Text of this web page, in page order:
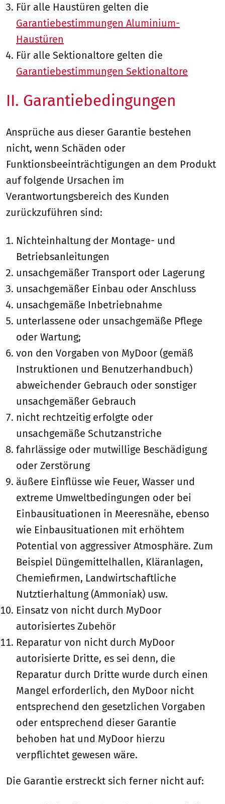
Für alle Haustüren gelten die
Garantiebestimmungen Aluminium-
Haustüren
Für alle Sektionaltore gelten die
Garantiebestimmungen Sektionaltore
II. Garantiebedingungen
Ansprüche aus dieser Garantie bestehen
nicht, wenn Schäden oder
Funktionsbeeinträchtigungen an dem Produkt
auf folgende Ursachen im
Verantwortungsbereich des Kunden
zurückzuführen sind:
Nichteinhaltung der Montage- und
Betriebsanleitungen
unsachgemäßer Transport oder Lagerung
unsachgemäßer Einbau oder Anschluss
unsachgemäße Inbetriebnahme
unterlassene oder unsachgemäße Pflege
oder Wartung;
von den Vorgaben von MyDoor (gemäß
Instruktionen und Benutzerhandbuch)
abweichender Gebrauch oder sonstiger
unsachgemäßer Gebrauch
nicht rechtzeitig erfolgte oder
unsachgemäße Schutzanstriche
fahrlässige oder mutwillige Beschädigung
oder Zerstörung
äußere Einflüsse wie Feuer, Wasser und
extreme Umweltbedingungen oder bei
Einbausituationen in Meeresnähe, ebenso
wie Einbausituationen mit erhöhtem
Potential von aggressiver Atmosphäre. Zum
Beispiel Düngemittelhallen, Kläranlagen,
Chemiefirmen, Landwirtschaftliche
Nutztierhaltung (Ammoniak) usw.
Einsatz von nicht durch MyDoor
autorisiertes Zubehör
Reparatur von nicht durch MyDoor
autorisierte Dritte, es sei denn, die
Reparatur durch Dritte wurde durch einen
Mangel erforderlich, den MyDoor nicht
entsprechend den gesetzlichen Vorgaben
oder entsprechend dieser Garantie
behoben hat und MyDoor hierzu
verpflichtet gewesen wäre.
Die Garantie erstreckt sich ferner nicht auf: